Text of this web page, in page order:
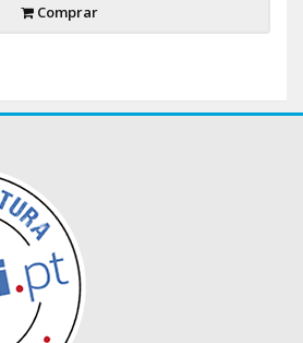
Comprar